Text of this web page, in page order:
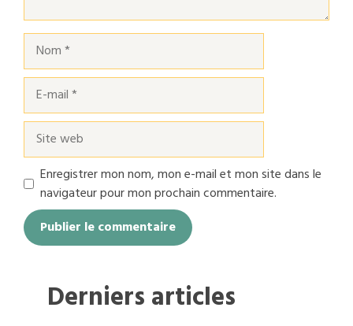
Nom
mail
Site
web
Enregistrer mon nom, mon e-mail et mon site dans le
navigateur pour mon prochain commentaire.
Derniers articles